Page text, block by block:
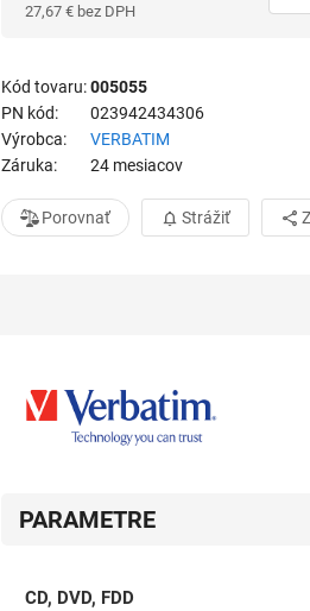
27,67 € bez DPH
Kód tovaru 005055
PN kód
023942434306
Výrobca
VERBATIM
Záruka
24 mesiacov
Porovnať Strážiť
PARAMETRE
CD, DVD, FDD